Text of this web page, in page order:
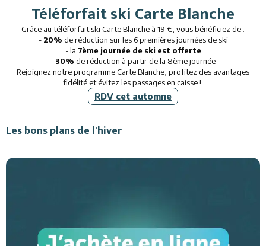
Téléforfait ski Carte Blanche
Grâce au téléforfait ski Carte Blanche à 19 €, vous bénéficiez de :
- 20% de réduction sur les 6 premières journées de ski
- la 7ème journée de ski est offerte
- 30% de réduction à partir de la 8ème journée
Rejoignez notre programme Carte Blanche, profitez des avantages
fidélité et évitez les passages en caisse !
RDV cet automne
Les bons plans de l'hiver